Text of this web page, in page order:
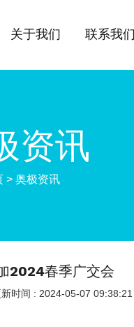
关于我们 联系我们
资讯
> 奥极资讯
2024春季广交会
时间 : 2024-05-07 09:38:21